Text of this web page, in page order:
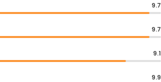
9.7
9.7
9.1
9.9